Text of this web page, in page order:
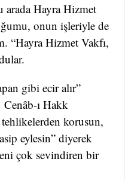
Hayra Hizmet
onun işleriyle de
“Hayra Hizmet Vakfı,
gibi ecir alır”
ı Hakk
korusun,
eylesin” diyerek
çok sevindiren bir